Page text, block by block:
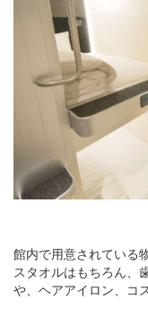
館内で用意されている
スタオルはもちろん、
や、ヘアアイロン、コ